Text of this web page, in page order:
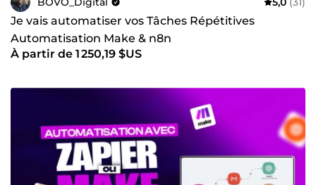
Je vais automatiser vos Tâches Répétitives
Automatisation Make & n8n
À partir de 1 250,19 $US